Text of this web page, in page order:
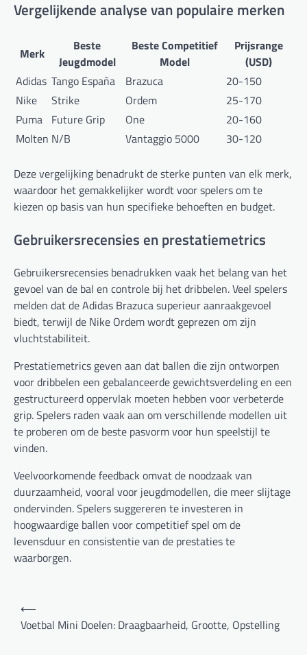
Vergelijkende analyse van populaire merken
Merk
Beste
Jeugdmodel
Beste Competitief
Model
Prijsrange
(USD)
Adidas Tango España Brazuca
20-150
Nike
Strike Ordem
25-170
Puma Future Grip One
20-160
Molten N/B Vantaggio 5000 30-120
Deze vergelijking benadrukt de sterke punten van elk merk,
waardoor het gemakkelijker wordt voor spelers om te
kiezen op basis van hun specifieke behoeften en budget.
Gebruikersrecensies en prestatiemetrics
Gebruikersrecensies benadrukken vaak het belang van het
gevoel van de bal en controle bij het dribbelen. Veel spelers
melden dat de Adidas Brazuca superieur aanraakgevoel
biedt, terwijl de Nike Ordem wordt geprezen om zijn
vluchtstabiliteit.
Prestatiemetrics geven aan dat ballen die zijn ontworpen
voor dribbelen een gebalanceerde gewichtsverdeling en een
gestructureerd oppervlak moeten hebben voor verbeterde
grip. Spelers raden vaak aan om verschillende modellen uit
te proberen om de beste pasvorm voor hun speelstijl te
vinden.
Veelvoorkomende feedback omvat de noodzaak van
duurzaamheid, vooral voor jeugdmodellen, die meer slijtage
ondervinden. Spelers suggereren te investeren in
hoogwaardige ballen voor competitief spel om de
levensduur en consistentie van de prestaties te
waarborgen.
Post
navigation
⟵
Voetbal Mini Doelen: Draagbaarheid, Grootte, Opstelling